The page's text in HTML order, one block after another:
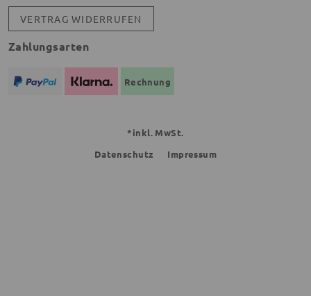
VERTRAG WIDERRUFEN
Zahlungsarten
Rechnung
*inkl. MwSt.
Datenschutz
Impressum